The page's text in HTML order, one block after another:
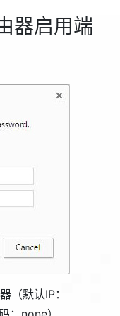
器启用端
（默认IP：